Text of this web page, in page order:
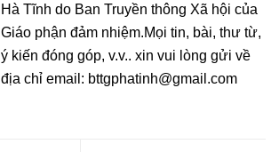
Hà Tĩnh do Ban Truyền thông Xã hội của
Giáo phận đảm nhiệm.Mọi tin, bài, thư từ,
ý kiến đóng góp, v.v.. xin vui lòng gửi về
địa chỉ email: bttgphatinh@gmail.com